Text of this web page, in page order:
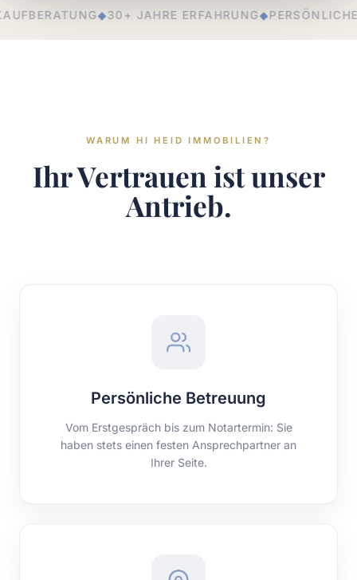
◆PERSÖNLICHE BETREUUNG◆LOKALE
WARUM HI HEID IMMOBILIEN?
Ihr Vertrauen ist unser
Antrieb.
Persönliche Betreuung
Vom Erstgespräch bis zum Notartermin: Sie
haben stets einen festen Ansprechpartner an
Ihrer Seite.